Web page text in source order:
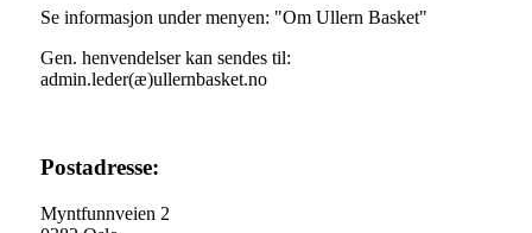
Se informasjon under menyen: "Om Ullern Basket"
Gen. henvendelser kan sendes til:
admin.leder(æ)ullernbasket.no
Postadresse:
Myntfunnveien 2